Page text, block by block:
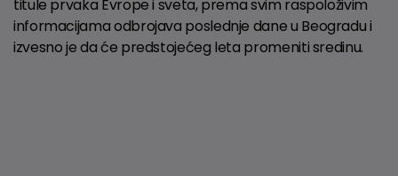
titule prvaka Evrope i sveta, prema svim raspoloživim
informacijama odbrojava poslednje dane u Beogradu i
izvesno je da će predstojećeg leta promeniti sredinu.